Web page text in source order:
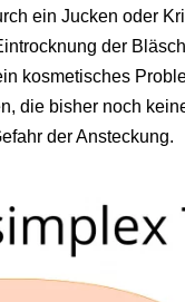
ein Jucken oder
der
kosmetisches
die bisher noch
der Ansteckung.